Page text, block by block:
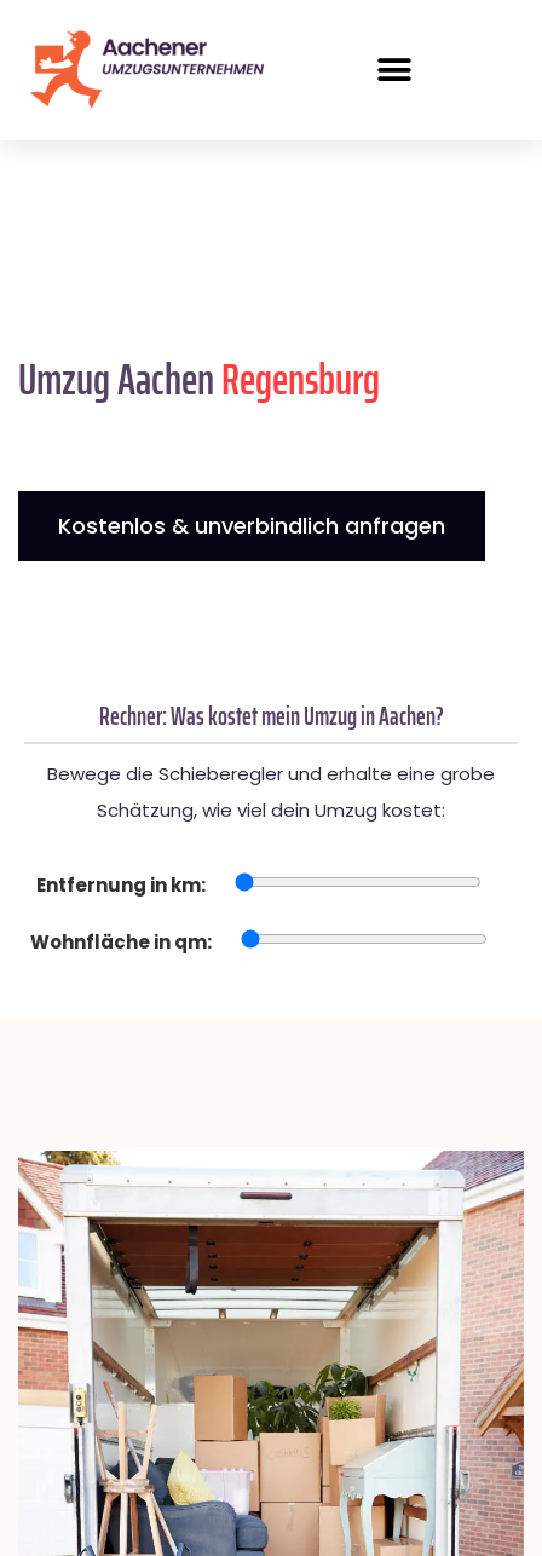
Umzug AachenRegensburg
Kostenlos & unverbindlich anfragen
Rechner: Was kostet mein Umzug in Aachen?
Bewege die Schieberegler und erhalte eine grobe
Schätzung, wie viel dein Umzug kostet:
Entfernung in km:
Wohnfläche in qm: